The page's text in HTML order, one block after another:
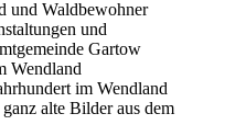
und Waldbewohner
und
Gartow
Wendland
im Wendland
alte Bilder aus dem